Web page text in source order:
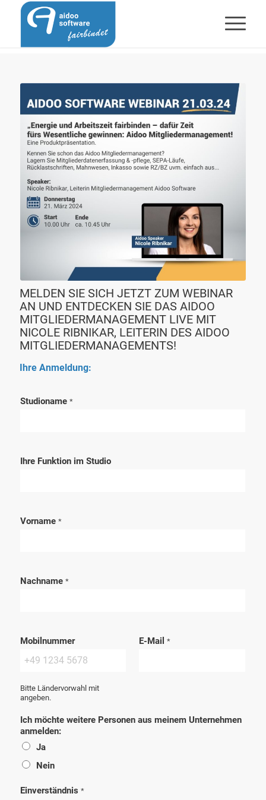
MELDEN SIE SICH JETZT ZUM WEBINAR
AN UND ENTDECKEN SIE DAS AIDOO
MITGLIEDERMANAGEMENT LIVE MIT
NICOLE RIBNIKAR, LEITERIN DES AIDOO
MITGLIEDERMANAGEMENTS!
Ihre Anmeldung:
Studioname *
Ihre Funktion im Studio
Vorname *
Nachname *
Mobilnummer
Bitte Ländervorwahl mit
angeben.
E-Mail*
Ich möchte weitere Personen aus meinem Unternehmen
anmelden:
Ja
Nein
Einverständnis *